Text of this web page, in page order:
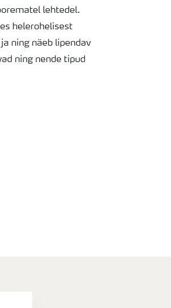
lehtedel.
helerohelisest
ning näeb lipendav
ning nende tipud